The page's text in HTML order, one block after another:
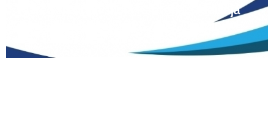
razred srednjih škola Kantona Središnja
Bosna u školskoj 2026./2027. godini